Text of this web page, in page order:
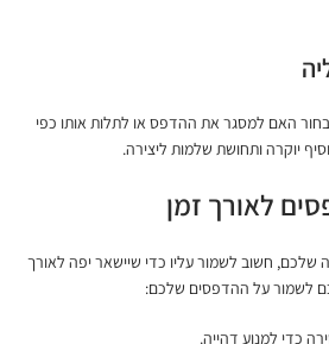
האם למסגר את ההדפס או לתלות אותו כפי
יוקרה ותחושת שלמות ליצירה.
לאורך זמן
חשוב לשמור עליו כדי שיישאר יפה לאורך
לשמור על ההדפסים שלכם:
כדי למנוע דהייה.